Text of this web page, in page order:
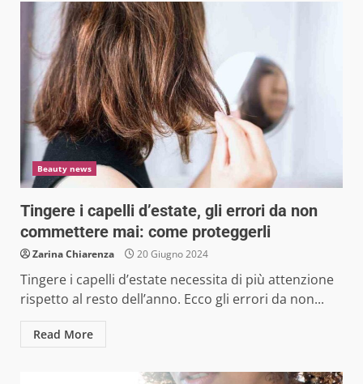
Beauty news
Tingere i capelli d’estate, gli errori da non
commettere mai: come proteggerli
Zarina Chiarenza 20 Giugno 2024
Tingere i capelli d’estate necessita di più attenzione
rispetto al resto dell’anno. Ecco gli errori da non...
Read More